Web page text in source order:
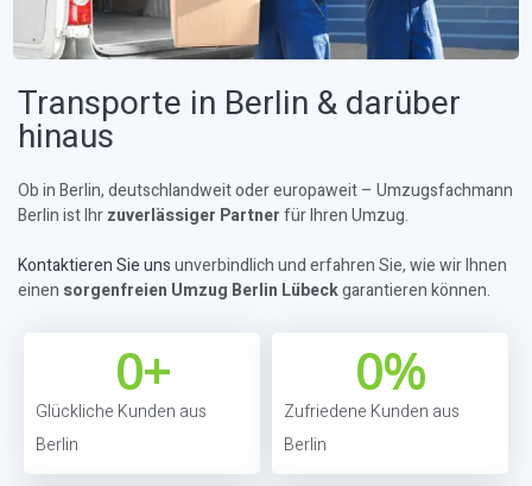
Transporte in Berlin & darüber
hinaus
Ob in Berlin, deutschlandweit oder europaweit – Umzugsfachmann
Berlin ist Ihrzuverlässiger Partnerfür Ihren Umzug.
Kontaktieren Sie unsunverbindlich und erfahren Sie, wie wir Ihnen
einen sorgenfreien Umzug Berlin Lübeckgarantieren können.
Glückliche Kunden aus
Berlin
0+
Zufriedene Kunden aus
Berlin
0%